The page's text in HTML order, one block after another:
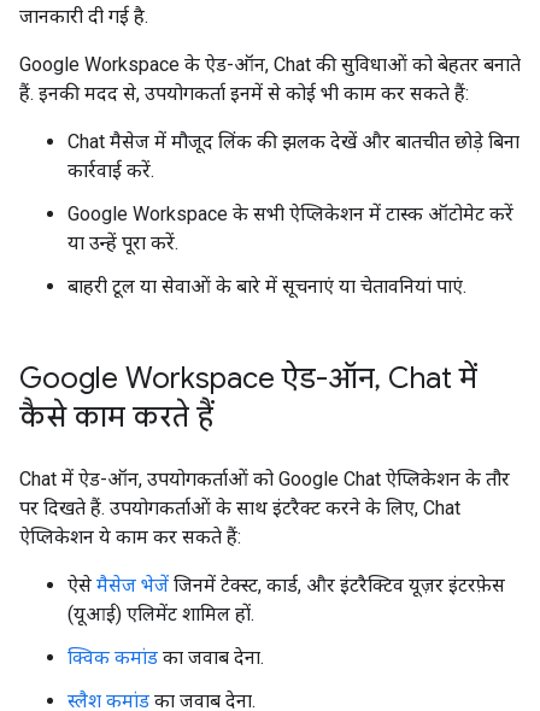
जानकारी दी गई है.
Google Workspace के ऐड-ऑन, Chat की सुविधाओं को बेहतर बनाते
हैं. इनकी मदद से, उपयोगकर्ता इनमें से कोई भी काम कर सकते हैं:
Chat मैसेज में मौजूद लिंक की झलक देखें और बातचीत छोड़े बिना
कार्रवाई करें.
Google Workspace के सभी ऐप्लिकेशन में टास्क ऑटोमेट करें
या उन्हें पूरा करें.
बाहरी टूल या सेवाओं के बारे में सूचनाएं या चेतावनियां पाएं.
Google Workspace ऐड-ऑन, Chat में
कैसे काम करते हैं
Chat में ऐड-ऑन, उपयोगकर्ताओं को Google Chat ऐप्लिकेशन के तौर
पर दिखते हैं. उपयोगकर्ताओं के साथ इंटरैक्ट करने के लिए, Chat
ऐप्लिकेशन ये काम कर सकते हैं:
ऐसे मैसेज भेजें जिनमें टेक्स्ट, कार्ड, और इंटरैक्टिव यूज़र इंटरफ़ेस
(यूआई) एलिमेंट शामिल हों.
क्विक कमांड का जवाब देना.
स्लैश कमांड का जवाब देना.